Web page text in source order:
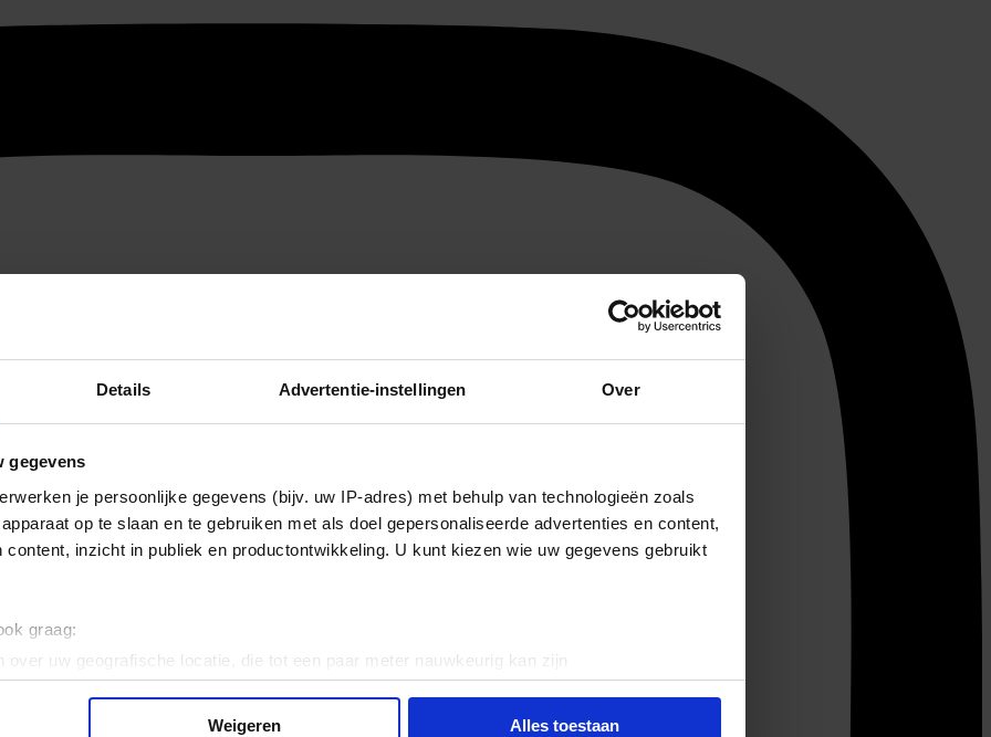
Details Advertentie-instellingen Over
gegevens
je persoonlijke gegevens (bijv. uw IP-adres) met behulp van technologieën zoals
op te slaan en te gebruiken met als doel gepersonaliseerde advertenties en content,
content, inzicht in publiek en productontwikkeling. U kunt kiezen wie uw gegevens gebruikt
graag:
over uw geografische locatie, die tot een paar meter nauwkeurig kan zijn
door het actief te scannen op specifieke eigenschappen (fingerprinting)
gegevens worden verwerkt en stel uw voorkeuren in het
detailgedeelte
Weigeren Alles toestaan